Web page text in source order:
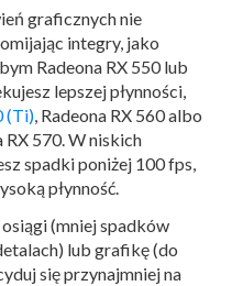
graficznych nie
integry, jako
Radeona RX 550 lub
lepszej płynności,
(Ti), Radeona RX 560 albo
RX 570. W niskich
spadki poniżej 100 fps,
płynność.
(mniej spadków
lub grafikę (do
się przynajmniej na